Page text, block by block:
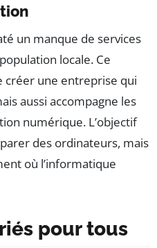
un manque de services
locale. Ce
créer une entreprise qui
aussi accompagne les
numérique. L’objectif
des ordinateurs, mais
où l’informatique
pour tous